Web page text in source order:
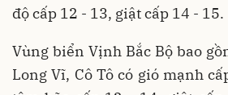
độ cấp 12 - 13, giật cấp 14 - 15.
Vùng biển Vịnh Bắc Bộ bao
Long Vĩ, Cô Tô có gió mạnh